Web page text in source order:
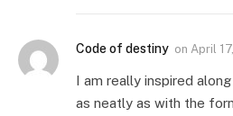
Code of destiny on April
I am really inspired
as neatly as with the